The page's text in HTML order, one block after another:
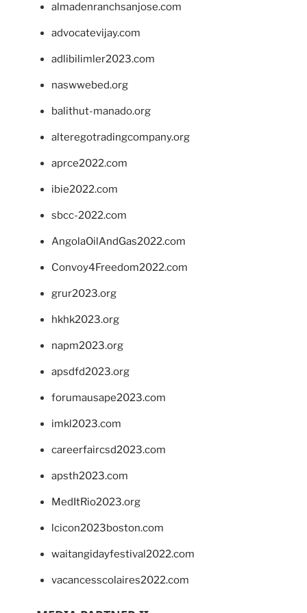
almadenranchsanjose.com
advocatevijay.com
adlibilimler2023.com
naswwebed.org
balithut-manado.org
alteregotradingcompany.org
aprce2022.com
ibie2022.com
sbcc-2022.com
AngolaOilAndGas2022.com
Convoy4Freedom2022.com
grur2023.org
hkhk2023.org
napm2023.org
apsdfd2023.org
forumausape2023.com
imkl2023.com
careerfaircsd2023.com
apsth2023.com
MedItRio2023.org
lcicon2023boston.com
waitangidayfestival2022.com
vacancesscolaires2022.com